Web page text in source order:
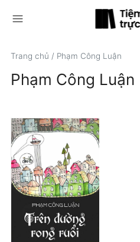
menu
Trang chủ / Phạm Công Luận
Phạm Công Luận